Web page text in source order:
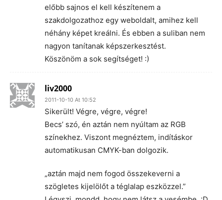
előbb sajnos el kell készítenem a
szakdolgozathoz egy weboldalt, amihez kell
néhány képet kreálni. És ebben a suliban nem
nagyon tanítanak képszerkesztést.
Köszönöm a sok segítséget! :)
liv2000
2011-10-10 At 10:52
Sikerült! Végre, végre, végre!
Becs’ szó, én aztán nem nyúltam az RGB
színekhez. Viszont megnéztem, indításkor
automatikusan CMYK-ban dolgozik.
„aztán majd nem fogod összekeverni a
szögletes kijelölőt a téglalap eszközzel.”